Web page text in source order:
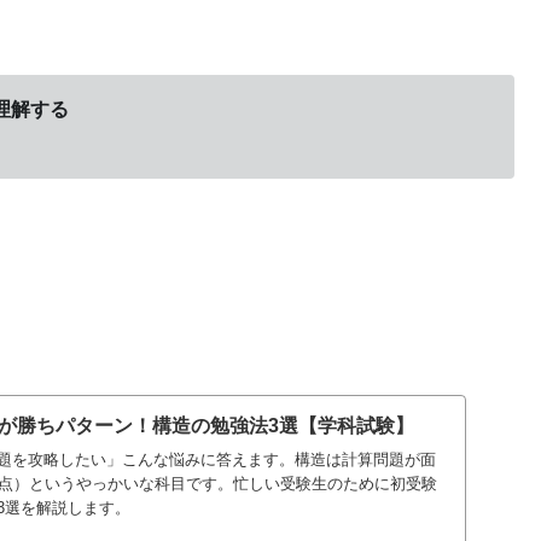
解する
勝ちパターン！構造の勉強法3選【学科試験】
を攻略したい」こんな悩みに答えます。構造は計算問題が面
）というやっかいな科目です。忙しい受験生のために初受験
を解説します。